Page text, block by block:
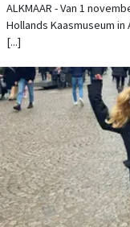
ALKMAAR - Van 1
Hollands Kaasmuseum
[...]